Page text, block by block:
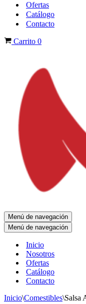
Ofertas
Catálogo
Contacto
Carrito 0
Menú de navegación
Menú de navegación
Inicio
Nosotros
Ofertas
Catálogo
Contacto
Inicio\Comestibles\Salsa